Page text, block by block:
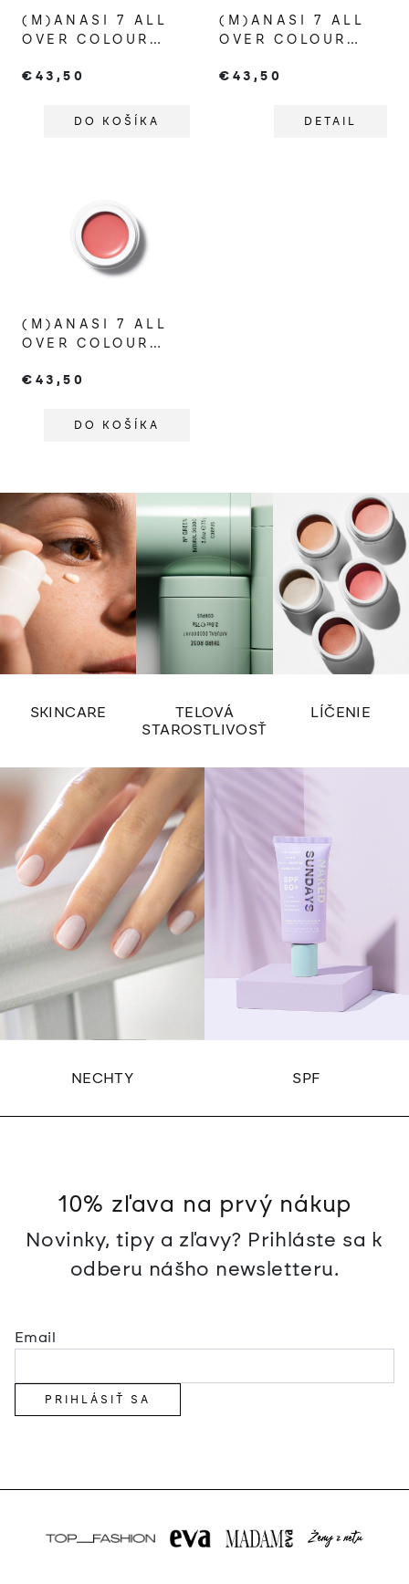
(M)ANASI 7 ALL
OVER COLOUR
€43,50
DO KOŠÍKA
(M)ANASI 7 ALL
OVER COLOUR
€43,50
DETAIL
(M)ANASI 7 ALL
OVER COLOUR
€43,50
DO KOŠÍKA
SKINCARE
TELOVÁ
STAROSTLIVOSŤ
LÍČENIE
NECHTY SPF
10% zľava na prvý nákup
Novinky, tipy a zľavy? Prihláste sa k
odberu nášho newsletteru.
Email
PRIHLÁSIŤ SA